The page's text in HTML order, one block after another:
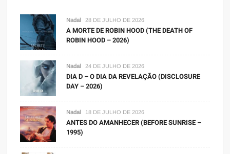
Nadal 28 DE JULHO DE 2026
A MORTE DE ROBIN HOOD (THE DEATH OF
ROBIN HOOD – 2026)
Nadal 24 DE JULHO DE 2026
DIA D – O DIA DA REVELAÇÃO (DISCLOSURE
DAY – 2026)
Nadal 18 DE JULHO DE 2026
ANTES DO AMANHECER (BEFORE SUNRISE –
1995)